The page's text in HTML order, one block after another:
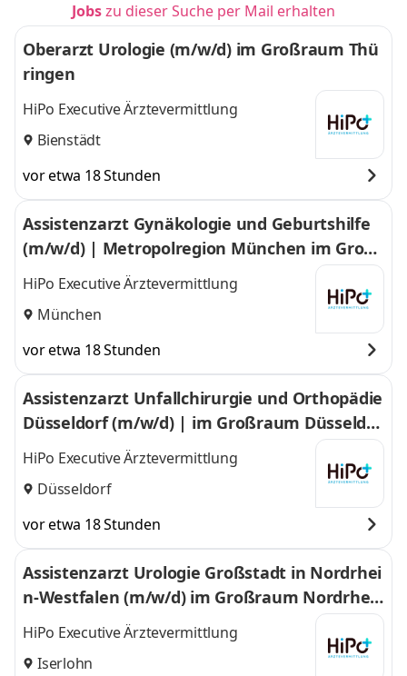
Jobszu dieser Suche per Mail erhalten
Oberarzt Urologie (m/w/d) im Großraum Thü
ringen
HiPo Executive Ärztevermittlung
Bienstädt
vor etwa 18 Stunden
Assistenzarzt Gynäkologie und Geburtshilfe
(m/w/d) | Metropolregion München im Großr
aum München
HiPo Executive Ärztevermittlung
München
vor etwa 18 Stunden
Assistenzarzt Unfallchirurgie und Orthopädie
Düsseldorf (m/w/d) | im Großraum Düsseldor
f
HiPo Executive Ärztevermittlung
Düsseldorf
vor etwa 18 Stunden
Assistenzarzt Urologie Großstadt in Nordrhei
n-Westfalen (m/w/d) im Großraum Nordrhei
n-Westfalen
HiPo Executive Ärztevermittlung
Iserlohn